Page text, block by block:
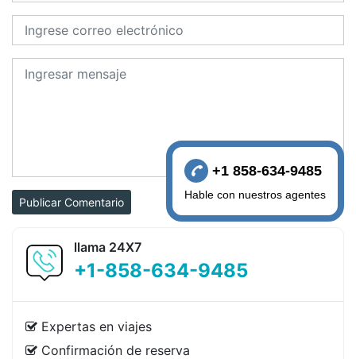
Publicar Comentario
llama 24X7
+1-858-634-9485
Expertas en viajes
Confirmación de reserva
+1 858-634-9485
Hable con nuestros agentes